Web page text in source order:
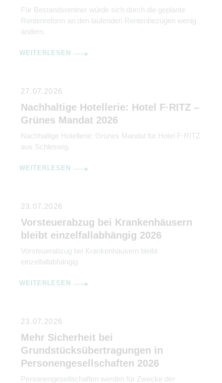
Für Bestandsrentner würde sich durch die geplante
Rentenreform an den laufenden Rentenbezügen wenig
ändern.
WEITERLESEN
27.07.2026
Nachhaltige Hotellerie: Hotel F·RITZ –
Grünes Mandat 2026
Nachhaltige Hotellerie: Grünes Mandat für Hotel F·RITZ
aus Schleswig.
WEITERLESEN
23.07.2026
Vorsteuerabzug bei Krankenhäusern
bleibt einzelfallabhängig 2026
Vorsteuerabzug bei Krankenhäusern bleibt
einzelfallabhängig
WEITERLESEN
23.07.2026
Mehr Sicherheit bei
Grundstücksübertragungen in
Personengesellschaften 2026
Personengesellschaften werden für Zwecke der